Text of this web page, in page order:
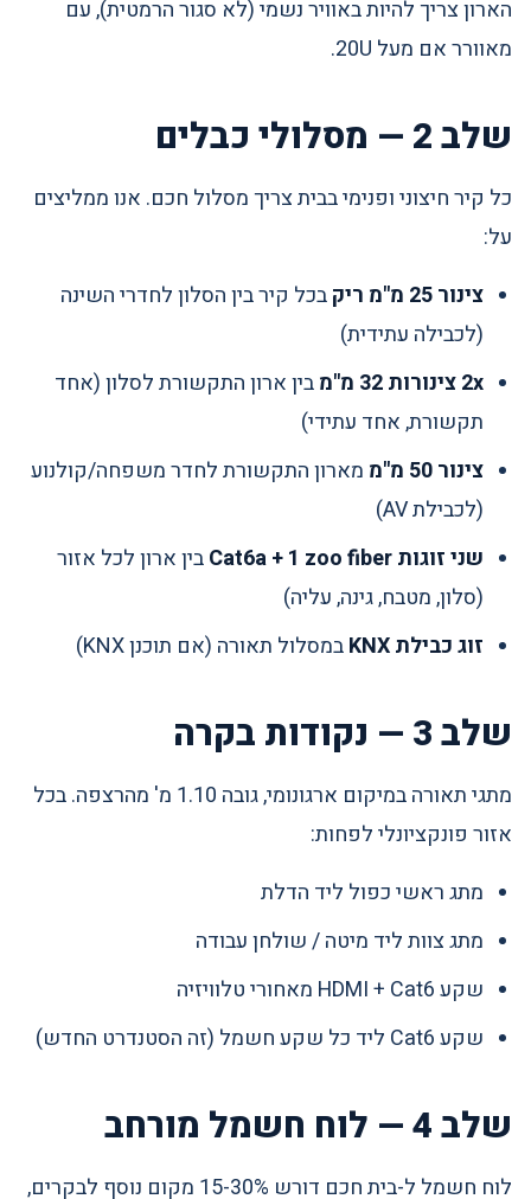
הארון צריך להיות באוויר נשמי (לא סגור הרמטית), עם
מאוורר אם מעל 20U.
שלב 2 — מסלולי כבלים
כל קיר חיצוני ופנימי בבית צריך מסלול חכם. אנו ממליצים
על:
צינור 25 מ"מ ריק
בכל קיר בין הסלון לחדרי השינה
(לכבילה עתידית)
2x צינורות 32 מ"מ
בין ארון התקשורת לסלון (אחד
תקשורת, אחד עתידי)
צינור 50 מ"מ
מארון התקשורת לחדר משפחה/קולנוע
(לכבילת AV)
שני זוגות Cat6a + 1 zoo fiber
בין ארון לכל אזור
(סלון, מטבח, גינה, עליה)
זוג כבילת KNX
במסלול תאורה (אם תוכנן KNX)
שלב 3 — נקודות בקרה
מתגי תאורה במיקום ארגונומי, גובה 1.10 מ' מהרצפה. בכל
אזור פונקציונלי לפחות:
מתג ראשי כפול ליד הדלת
מתג צוות ליד מיטה / שולחן עבודה
שקע HDMI + Cat6 מאחורי טלוויזיה
שקע Cat6 ליד כל שקע חשמל (זה הסטנדרט החדש)
שלב 4 — לוח חשמל מורחב
לוח חשמל ל-בית חכם דורש 15-30% מקום נוסף לבקרים,